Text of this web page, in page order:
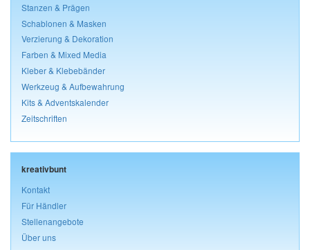
Stanzen & Prägen
Schablonen & Masken
Verzierung & Dekoration
Farben & Mixed Media
Kleber & Klebebänder
Werkzeug & Aufbewahrung
Kits & Adventskalender
Zeitschriften
kreativbunt
Kontakt
Für Händler
Stellenangebote
Über uns